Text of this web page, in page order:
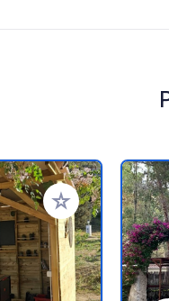
Voeg toe aan je